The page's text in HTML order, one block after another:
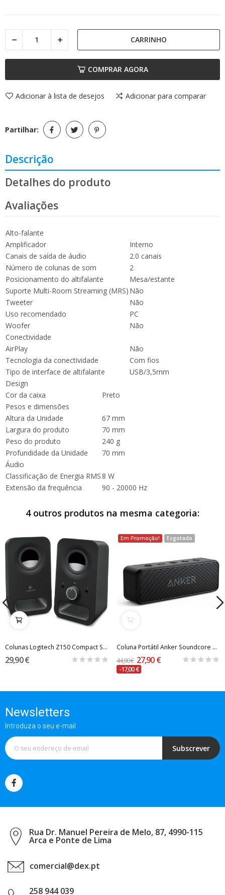
CARRINHO
COMPRAR AGORA
Adicionar à lista de desejos Adicionar para comparar
Partilhar:
Descrição
Detalhes do produto
Avaliações
Alto-falante
Amplificador
Interno
Canais de saída de áudio
2.0 canais
Número de colunas de som
2
Posicionamento do altifalante
Mesa/estante
Suporte Multi-Room Streaming (MRS) Não
Tweeter
Não
Uso recomendado
PC
Woofer
Não
Conectividade
AirPlay
Não
Tecnologia da conectividade
Com fios
Tipo de interface de altifalante
USB/3,5mm
Design
Cor da caixa
Preto
Pesos e dimensões
Altura da Unidade
67 mm
Largura do produto
70 mm
Peso do produto
240 g
Profundidade da Unidade
70 mm
Áudio
Classificação de Energia RMS8 W
Extensão da frequência
90 - 20000 Hz
4 outros produtos na mesma categoria:
Colunas Logitech Z150 Compact Stereo 2.0 6W...
29,90 €
Em Promoção! Esgotado
Coluna Portátil Anker Soundcore 2 B2C 12W -...
44,90 € 27,90 €
-17,00 €
Newsletters
Introduza o seu e-mail
Subscrever
Rua Dr. Manuel Pereira de Melo, 87, 4990-115
Arca e Ponte de Lima
comercial@dex.pt
258 944 039